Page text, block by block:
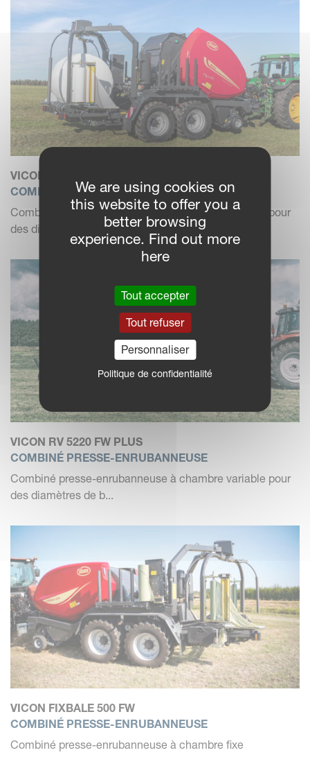
VICON RV 5216 FW PLUS
COMBINÉ PRESSE-ENRUBANNEUSE
Combiné presse-enrubanneuse à chambre variable pour
des diamètres de b...
VICON RV 5220 FW PLUS
COMBINÉ PRESSE-ENRUBANNEUSE
Combiné presse-enrubanneuse à chambre variable pour
des diamètres de b...
VICON FIXBALE 500 FW
COMBINÉ PRESSE-ENRUBANNEUSE
Combiné presse-enrubanneuse à chambre fixe
We are using cookies on
this website to offer you a
better browsing
experience. Find out more
here
Tout accepter
Tout refuser
Personnaliser
Politique de confidentialité